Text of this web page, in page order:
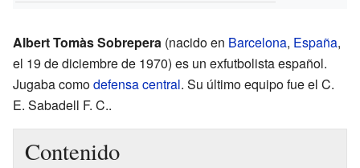
Albert Tomàs Sobrepera (nacido en Barcelona, España,
el 19 de diciembre de 1970) es un exfutbolista español.
Jugaba comodefensa central. Su último equipo fue el C.
E. Sabadell F. C..
Contenido